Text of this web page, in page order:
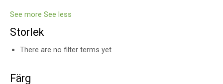
See more See less
Storlek
There are no filter terms yet
Färg